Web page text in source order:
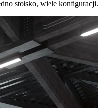
stoisko, wiele konfiguracji.